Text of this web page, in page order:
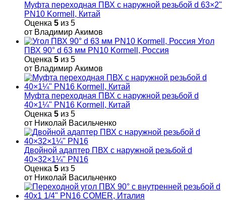
Муфта переходная ПВХ с наружной резьбой d 63×2"
PN10 Kormell, Китай
Оценка 5 из 5
от Владимир Акимов
Угол
ПВХ 90° d 63 мм PN10 Kormell, Россия
Оценка 5 из 5
от Владимир Акимов
Муфта переходная ПВХ с наружной резьбой d
40×1¼" PN16 Kormell, Китай
Оценка 5 из 5
от Николай Васильченко
Двойной адаптер ПВХ с наружной резьбой d
40×32×1¼" PN16
Оценка 5 из 5
от Николай Васильченко